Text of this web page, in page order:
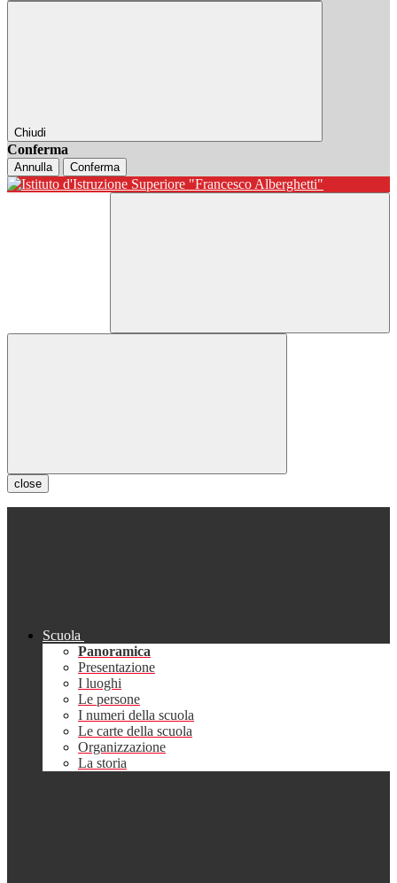
Chiudi
Conferma
Annulla Conferma
close
Scuola
Panoramica
Presentazione
I luoghi
Le persone
I numeri della scuola
Le carte della scuola
Organizzazione
La storia